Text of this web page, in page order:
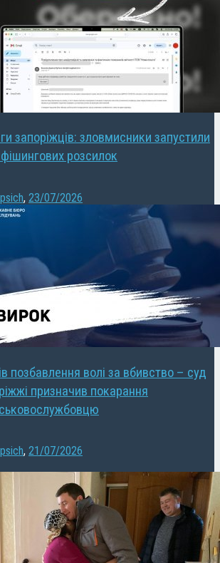
запоріжців: зловмисники запустили
розсилок
, 23/07/2026
позбавлення волі за вбивство – суд
призначив покарання
, 21/07/2026